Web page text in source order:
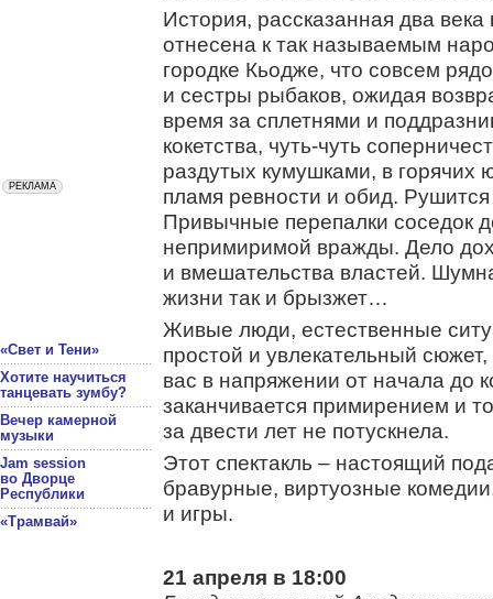
«Свет и Тени»
Хотите научиться
танцевать зумбу?
Вечер камерной
музыки
Jam session
во Дворце
Республики
«Трамвай»
История, рассказанная два
отнесена к так называемым
городке Кьодже, что совсем
и сестры рыбаков, ожидая
время за сплетнями и
кокетства, чуть-чуть
раздутых кумушками, в горячих
пламя ревности и обид.
Привычные перепалки соседок
непримиримой вражды. Дело
и вмешательства властей.
жизни так и брызжет…
Живые люди, естественные
простой и увлекательный
вас в напряжении от начала до
заканчивается примирением и
за двести лет не потускнела.
Этот спектакль – настоящий
бравурные, виртуозные
и игры.
21 апреля в 18:00